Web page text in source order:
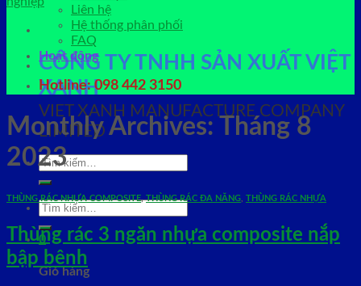
CÔNG TY TNHH SẢN XUẤT VIỆT
XANH
VIET XANH MANUFACTURE COMPANY
LIMITED
Tìm
Tìm
0
Giỏ hàng
Liên hệ
Hệ thống phân phối
FAQ
Hoạt động
Hotline: 098 442 3150
Monthly Archives:
Tháng 8
2023
THÙNG RÁC NHỰA COMPOSITE,THÙNG RÁC ĐA NĂNG, THÙNG RÁC NHỰA
Thùng rác 3 ngăn nhựa composite nắp
bập bênh